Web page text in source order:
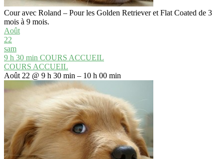
Cour avec Roland – Pour les Golden Retriever et Flat Coated de 3
mois à 9 mois.
Août
22
sam
9 h 30 min COURS ACCUEIL
COURS ACCUEIL
Août 22 @ 9 h 30 min – 10 h 00 min